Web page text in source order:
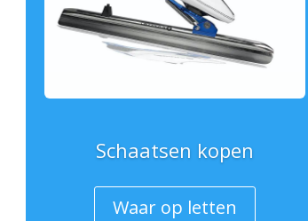
Schaatsen kopen
Waar op letten